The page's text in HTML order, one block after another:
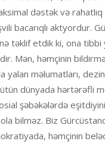
dəstək və
bacarıqlı aktyordur.
təklif etdik ki, ona tibbi
Mən, həmçinin
yalan məlumatları,
dünyada hərtərəfli
şəbəkələrdə
bilməz. Biz
həmçinin